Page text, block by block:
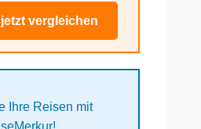
vergleichen
Ihre Reisen mit